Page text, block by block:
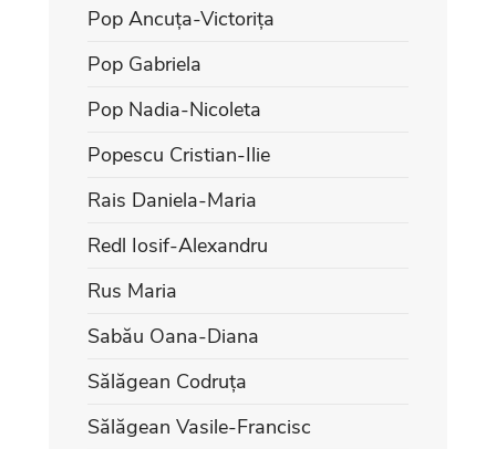
Pop Ancuța-Victorița
Pop Gabriela
Pop Nadia-Nicoleta
Popescu Cristian-Ilie
Rais Daniela-Maria
Redl Iosif-Alexandru
Rus Maria
Sabău Oana-Diana
Sălăgean Codruța
Sălăgean Vasile-Francisc